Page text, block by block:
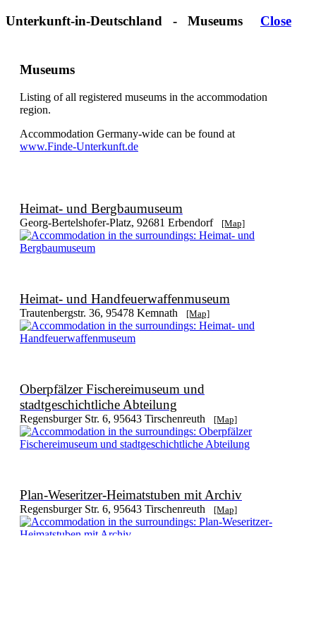
Unterkunft-in-Deutschland - Museums Close
Museums
Listing of all registered museums in the accommodation
region.
Accommodation Germany-wide can be found at
www.Finde-Unterkunft.de
Heimat- und Bergbaumuseum
Georg-Bertelshofer-Platz, 92681 Erbendorf [Map]
Heimat- und Handfeuerwaffenmuseum
Trautenbergstr. 36, 95478 Kemnath [Map]
Oberpfälzer Fischereimuseum und
stadtgeschichtliche Abteilung
Regensburger Str. 6, 95643 Tirschenreuth [Map]
Plan-Weseritzer-Heimatstuben mit Archiv
Regensburger Str. 6, 95643 Tirschenreuth [Map]